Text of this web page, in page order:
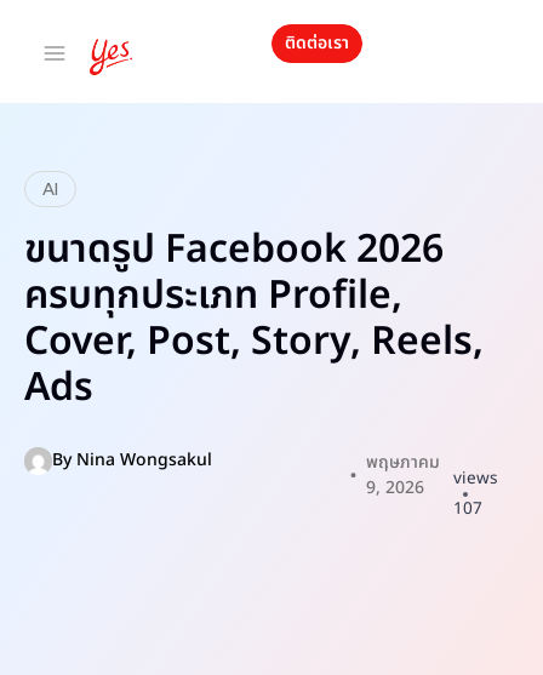
ติดต่อเรา
AI
ขนาดรูป Facebook 2026
ครบทุกประเภท Profile,
Cover, Post, Story, Reels,
Ads
ByNina Wongsakul
พฤษภาคม
9, 2026
views
107